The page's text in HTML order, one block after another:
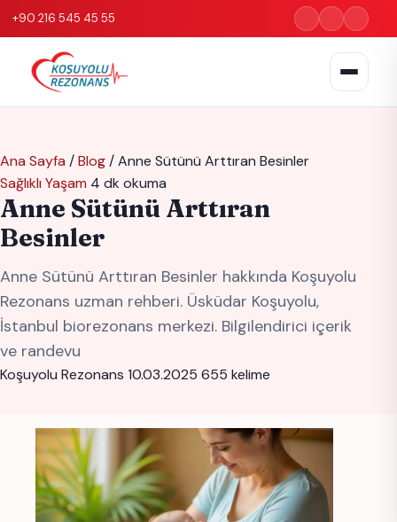
+90 216 545 45 55
Ana Sayfa /Blog/Anne Sütünü Arttıran Besinler
Sağlıklı Yaşam 4 dk okuma
Anne Sütünü Arttıran
Besinler
Anne Sütünü Arttıran Besinler hakkında Koşuyolu
Rezonans uzman rehberi. Üsküdar Koşuyolu,
İstanbul biorezonans merkezi. Bilgilendirici içerik
ve randevu
Koşuyolu Rezonans 10.03.2025 655 kelime